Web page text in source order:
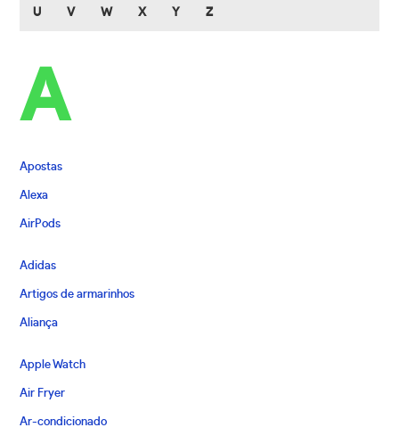
U V W X Y Z
A
Apostas
Alexa
AirPods
Adidas
Artigos de armarinhos
Aliança
Apple Watch
Air Fryer
Ar-condicionado